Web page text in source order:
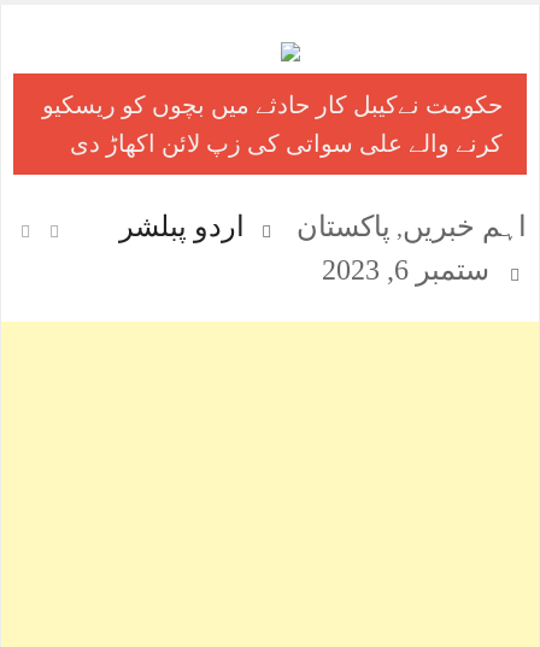
حکومت نےکیبل کار حادثے میں بچوں کو ریسکیو
کرنے والے علی سواتی کی زپ لائن اکھاڑ دی
اہم خبریں, پاکستان
اردو پبلشر
ستمبر 6, 2023